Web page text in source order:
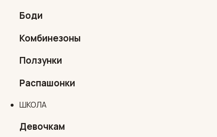
Боди
Комбинезоны
Ползунки
Распашонки
ШКОЛА
Девочкам